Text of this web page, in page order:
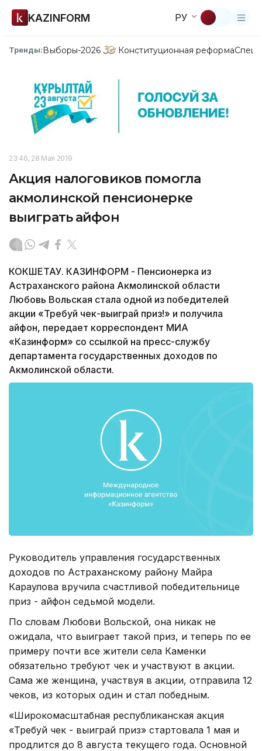
KAZINFORM РУ
Тренды:Выборы-2026 Конституционная реформа
23:46, 28 Мая 2019
Акция налоговиков помогла
акмолинской пенсионерке
выиграть айфон
КОКШЕТАУ. КАЗИНФОРМ - Пенсионерка из
Астраханского района Акмолинской области
Любовь Вольская стала одной из победителей
акции «Требуй чек-выиграй приз!» и получила
айфон, передает корреспондент МИА
«Казинформ» со ссылкой на пресс-службу
департамента государственных доходов по
Акмолинской области.
Руководитель управления государственных
доходов по Астраханскому району Майра
Караулова вручила счастливой победительнице
приз - айфон седьмой модели.
По словам Любови Вольской, она никак не
ожидала, что выиграет такой приз, и теперь по ее
примеру почти все жители села Каменки
обязательно требуют чек и участвуют в акции.
Сама же женщина, участвуя в акции, отправила 12
чеков, из которых один и стал победным.
«Широкомасштабная республиканская акция
«Требуй чек - выиграй приз» стартовала 1 мая и
продлится до 8 августа текущего года. Основной